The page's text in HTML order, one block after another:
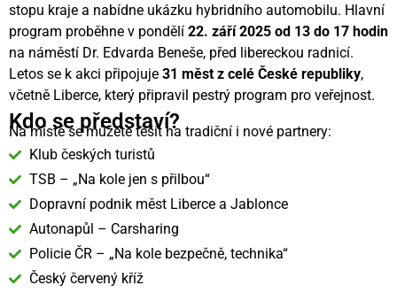
stopu kraje a nabídne ukázku hybridního automobilu. Hlavní
program proběhne v pondělí 22. září 2025 od 13 do 17 hodin
na náměstí Dr. Edvarda Beneše, před libereckou radnicí.
Letos se k akci připojuje 31 měst z celé České republiky,
včetně Liberce, který připravil pestrý program pro veřejnost.
Kdo se představí?
Na místě se můžete těšit na tradiční i nové partnery:
Klub českých turistů
TSB – „Na kole jen s přilbou“
Dopravní podnik měst Liberce a Jablonce
Autonapůl – Carsharing
Policie ČR – „Na kole bezpečně, technika“
Český červený kříž